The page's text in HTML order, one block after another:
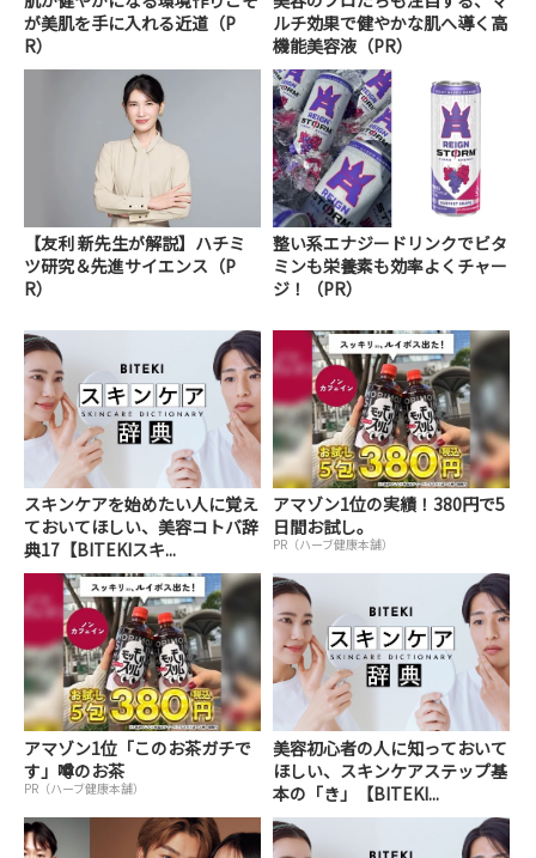
が美肌を手に入れる近道（P
R）
ルチ効果で健やかな肌へ導く高
機能美容液（PR）
【友利 新先生が解説】ハチミ
ツ研究＆先進サイエンス（P
R）
整い系エナジードリンクでビタ
ミンも栄養素も効率よくチャー
ジ！（PR）
スキンケアを始めたい人に覚え
ておいてほしい、美容コトバ辞
典17【BITEKIスキ...
アマゾン1位の実績！380円で5
日間お試し。
PR（ハーブ健康本舗）
アマゾン1位「このお茶ガチで
す」噂のお茶
PR（ハーブ健康本舗）
美容初心者の人に知っておいて
ほしい、スキンケアステップ基
本の「き」【BITEKI...